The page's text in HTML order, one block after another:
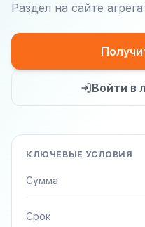
Раздел на сайте
Войти в
КЛЮЧЕВЫЕ УСЛОВИЯ
Сумма
Срок